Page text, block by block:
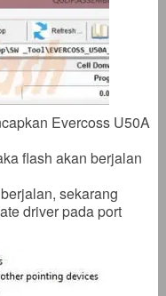
Evercoss U50A
flash akan berjalan
sekarang
driver pada port